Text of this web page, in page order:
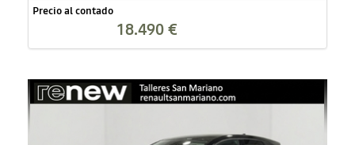
Precio al contado
18.490 €